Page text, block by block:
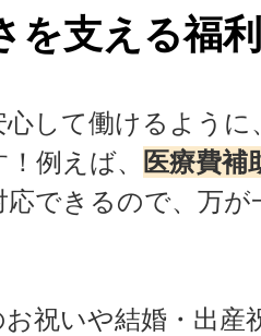
を支える福
して働けるように
例えば、
医療費補
できるので、万
祝いや結婚・出産